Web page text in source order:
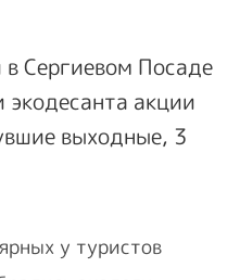
Сергиевом Посаде
акции
выходные, 3
у туристов